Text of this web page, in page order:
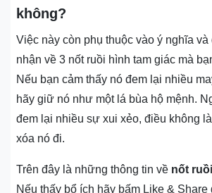
không?
Việc này còn phụ thuộc vào ý nghĩa và
nhận về 3 nốt ruồi hình tam giác mà
Nếu bạn cảm thấy nó đem lại nhiều
hãy giữ nó như một lá bùa hộ mệnh.
đem lại nhiều sự xui xẻo, điều không
xóa nó đi.
Trên đây là những thông tin về nốt
Nếu thấy bổ ích hãy bấm Like & Share